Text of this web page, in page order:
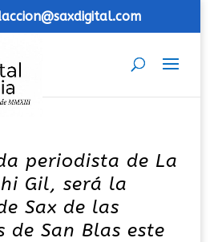
periodista de La
Gil, será la
Sax de las
de San Blas este